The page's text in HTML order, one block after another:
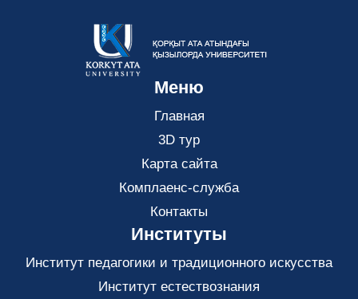
Меню
Главная
3D тур
Карта сайта
Комплаенс-служба
Контакты
Институты
Институт педагогики и традиционного искусства
Институт естествознания